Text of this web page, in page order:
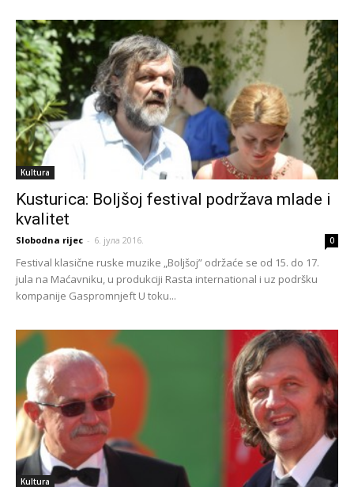
Kultura
Kusturica: Boljšoj festival podržava mlade i
kvalitet
Slobodna rijec - 6. јула 2016. 0
Festival klasične ruske muzike „Boljšoj” održaće se od 15. do 17.
jula na Maćavniku, u produkciji Rasta international i uz podršku
kompanije Gaspromnjeft U toku...
Kultura